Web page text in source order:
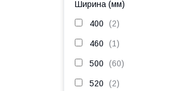
Ширина (мм)
400 2
460 1
500 60
520 2